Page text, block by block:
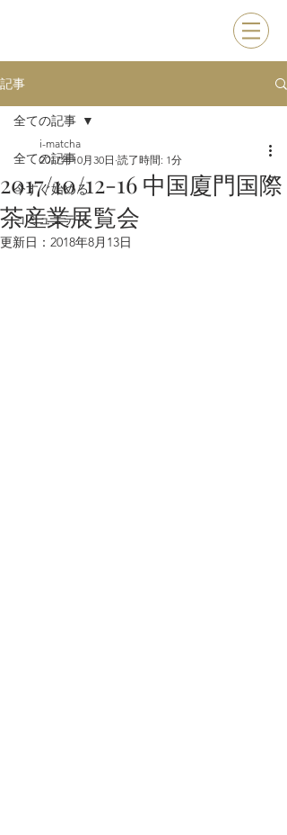
記事
全ての記事
今すぐ始める
コミュニティ
全ての記事
2017/10/12-16 中国廈門国際
茶産業展覧会
i-matcha
2017年10月30日 読了時間: 1分
更新日： 2018年8月13日